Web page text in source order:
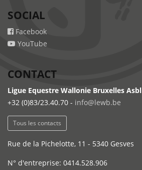
SOCIAL
Facebook
YouTube
CONTACT
Ligue Equestre Wallonie Bruxelles Asbl
+32 (0)83/23.40.70 - info@lewb.be
Tous les contacts
Rue de la Pichelotte, 11 - 5340 Gesves
N° d'entreprise: 0414.528.906